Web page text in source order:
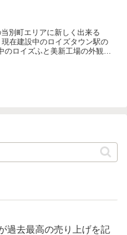
別町エリアに新しく出来る
在建設中のロイズタウン駅の
のロイズふと美新工場の外観を
過去最高の売り上げを記